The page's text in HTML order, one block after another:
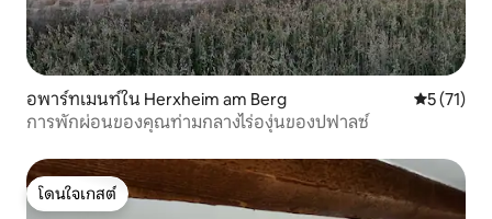
อพาร์ทเมนท์ใน Herxheim am Berg คะแนนเฉลี่
5 (71)
การพักผ่อนของคุณท่ามกลางไร่องุ่นของปฟาลซ์
โดนใจเกสต์
โดนใจเกสต์